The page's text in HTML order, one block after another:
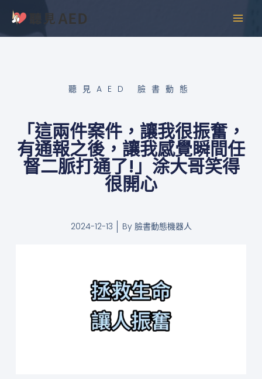
主
聽見AED 臉書動態
「這兩件案件，讓我很振奮，
有通報之後，讓我感覺瞬間任
督二脈打通了!」涂大哥笑得
很開心
2024-12-13 By臉書動態機器人